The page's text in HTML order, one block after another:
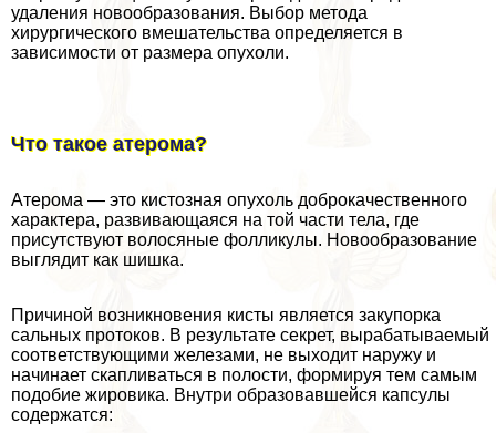
удаления новообразования. Выбор метода
хирургического вмешательства определяется в
зависимости от размера опухоли.
Что такое атерома?
Атерома — это кистозная опухоль доброкачественного
хаpaктера, развивающаяся на той части тела, где
присутствуют волосяные фолликулы. Новообразование
выглядит как шишка.
Причиной возникновения кисты является закупорка
сальных протоков. В результате секрет, выpaбатываемый
соответствующими железами, не выходит наружу и
начинает скапливаться в полости, формируя тем самым
подобие жировика. Внутри образовавшейся капсулы
содержатся: